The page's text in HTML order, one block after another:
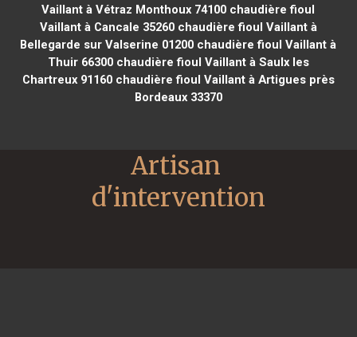
Vaillant à Vétraz Monthoux 74100 chaudière fioul
Vaillant à Cancale 35260chaudière fioul Vaillant à
Bellegarde sur Valserine 01200 chaudière fioul Vaillant à
Thuir 66300chaudière fioul Vaillant à Saulx les
Chartreux 91160chaudière fioul Vaillant à Artigues près
Bordeaux 33370
Artisan
d'intervention